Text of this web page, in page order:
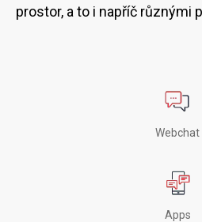
prostor, a to i napříč různými
Webchat
Apps